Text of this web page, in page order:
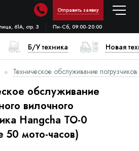
Отправить заявку
61А, стр. 3 Пн-Сб, 09:00-20:00
Б/У техника Новая
Техническое обслуживание погрузчиков
обслуживание
вилочного
Hangcha ТО-0
50 мото-часов)